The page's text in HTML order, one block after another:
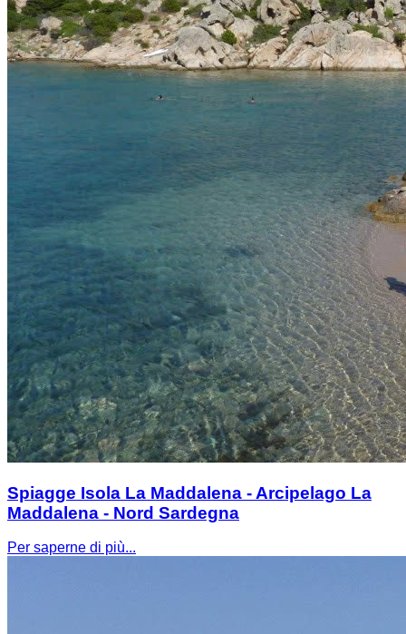
Spiagge Isola La Maddalena - Arcipelago La
Maddalena - Nord Sardegna
Per saperne di più...